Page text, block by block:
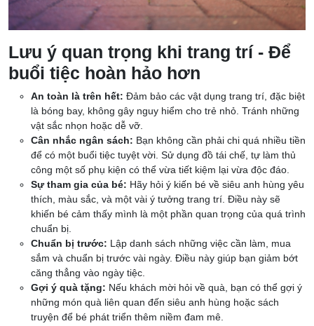
Lưu ý quan trọng khi trang trí - Để
buổi tiệc hoàn hảo hơn
An toàn là trên hết: Đảm bảo các vật dụng trang trí, đặc biệt
là bóng bay, không gây nguy hiểm cho trẻ nhỏ. Tránh những
vật sắc nhọn hoặc dễ vỡ.
Cân nhắc ngân sách: Bạn không cần phải chi quá nhiều tiền
để có một buổi tiệc tuyệt vời. Sử dụng đồ tái chế, tự làm thủ
công một số phụ kiện có thể vừa tiết kiệm lại vừa độc đáo.
Sự tham gia của bé: Hãy hỏi ý kiến bé về siêu anh hùng yêu
thích, màu sắc, và một vài ý tưởng trang trí. Điều này sẽ
khiến bé cảm thấy mình là một phần quan trọng của quá trình
chuẩn bị.
Chuẩn bị trước: Lập danh sách những việc cần làm, mua
sắm và chuẩn bị trước vài ngày. Điều này giúp bạn giảm bớt
căng thẳng vào ngày tiệc.
Gợi ý quà tặng: Nếu khách mời hỏi về quà, bạn có thể gợi ý
những món quà liên quan đến siêu anh hùng hoặc sách
truyện để bé phát triển thêm niềm đam mê.